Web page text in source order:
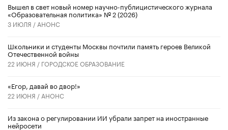
Вышел в свет новый номер научно-публицистического журнала
«Образовательная политика» № 2 (2026)
3 ИЮЛЯ / АНОНС
Школьники и студенты Москвы почтили память героев Великой
Отечественной войны
22 ИЮНЯ / ГОРОДСКОЕ ОБРАЗОВАНИЕ
«Егор, давай во двор!»
22 ИЮНЯ / АНОНС
Из закона о регулировании ИИ убрали запрет на иностранные
нейросети